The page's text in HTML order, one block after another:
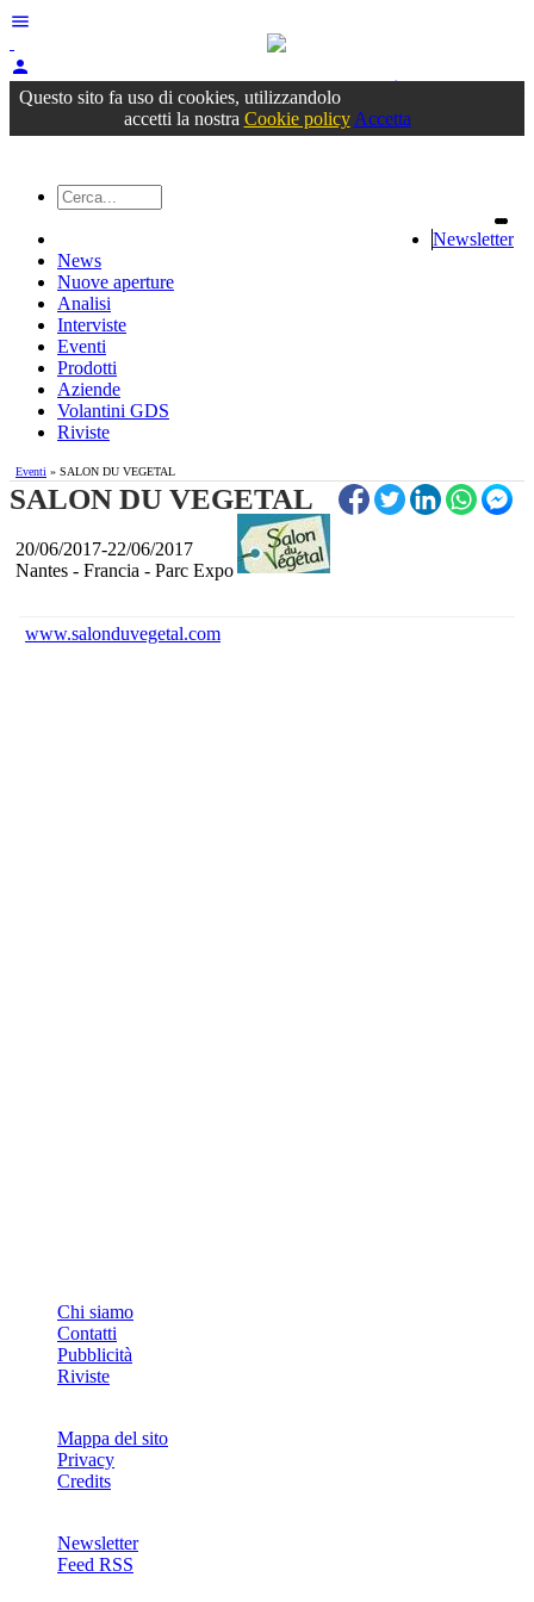
menu
person
Accedioppure registrati
Questo sito fa uso di cookies, utilizzandolo
accetti la nostra Cookie policy Accetta
Newsletter
News
Nuove aperture
Analisi
Interviste
Eventi
Prodotti
Aziende
Volantini GDS
Riviste
Eventi » SALON DU VEGETAL
SALON DU VEGETAL
20/06/2017-22/06/2017
Nantes - Francia - Parc Expo
www.salonduvegetal.com
Chi siamo
Contatti
Pubblicità
Riviste
Mappa del sito
Privacy
Credits
Newsletter
Feed RSS